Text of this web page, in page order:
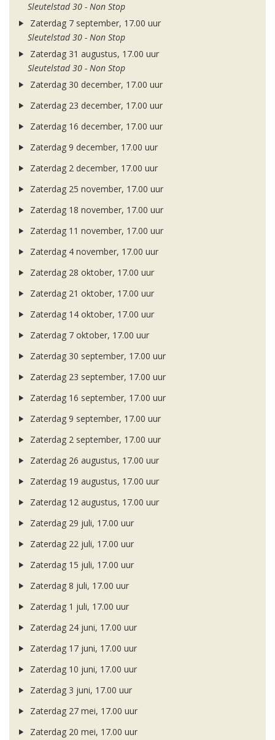
Sleutelstad 30 - Non Stop
Zaterdag 7 september, 17.00 uur
Sleutelstad 30 - Non Stop
Zaterdag 31 augustus, 17.00 uur
Sleutelstad 30 - Non Stop
Zaterdag 30 december, 17.00 uur
Zaterdag 23 december, 17.00 uur
Zaterdag 16 december, 17.00 uur
Zaterdag 9 december, 17.00 uur
Zaterdag 2 december, 17.00 uur
Zaterdag 25 november, 17.00 uur
Zaterdag 18 november, 17.00 uur
Zaterdag 11 november, 17.00 uur
Zaterdag 4 november, 17.00 uur
Zaterdag 28 oktober, 17.00 uur
Zaterdag 21 oktober, 17.00 uur
Zaterdag 14 oktober, 17.00 uur
Zaterdag 7 oktober, 17.00 uur
Zaterdag 30 september, 17.00 uur
Zaterdag 23 september, 17.00 uur
Zaterdag 16 september, 17.00 uur
Zaterdag 9 september, 17.00 uur
Zaterdag 2 september, 17.00 uur
Zaterdag 26 augustus, 17.00 uur
Zaterdag 19 augustus, 17.00 uur
Zaterdag 12 augustus, 17.00 uur
Zaterdag 29 juli, 17.00 uur
Zaterdag 22 juli, 17.00 uur
Zaterdag 15 juli, 17.00 uur
Zaterdag 8 juli, 17.00 uur
Zaterdag 1 juli, 17.00 uur
Zaterdag 24 juni, 17.00 uur
Zaterdag 17 juni, 17.00 uur
Zaterdag 10 juni, 17.00 uur
Zaterdag 3 juni, 17.00 uur
Zaterdag 27 mei, 17.00 uur
Zaterdag 20 mei, 17.00 uur